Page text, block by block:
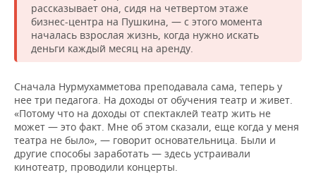
рассказывает она, сидя на четвертом этаже
бизнес-центра на Пушкина, — с этого момента
началась взрослая жизнь, когда нужно искать
деньги каждый месяц на аренду.
Сначала Нурмухамметова преподавала сама, теперь у
нее три педагога. На доходы от обучения театр и живет.
«Потому что на доходы от спектаклей театр жить не
может — это факт. Мне об этом сказали, еще когда у меня
театра не было», — говорит основательница. Были и
другие способы заработать — здесь устраивали
кинотеатр, проводили концерты.